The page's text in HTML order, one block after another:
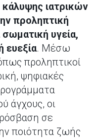
ιατρικών
προληπτική
υγεία,
ευεξία. Μέσω
προληπτικοί
ψηφιακές
άγχους, οι
σε
ποιότητα ζωής